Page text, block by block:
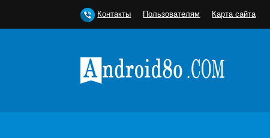
Контакты Пользователям Карта сайта